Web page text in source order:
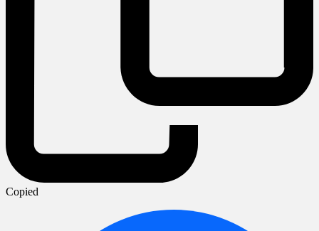
Copied